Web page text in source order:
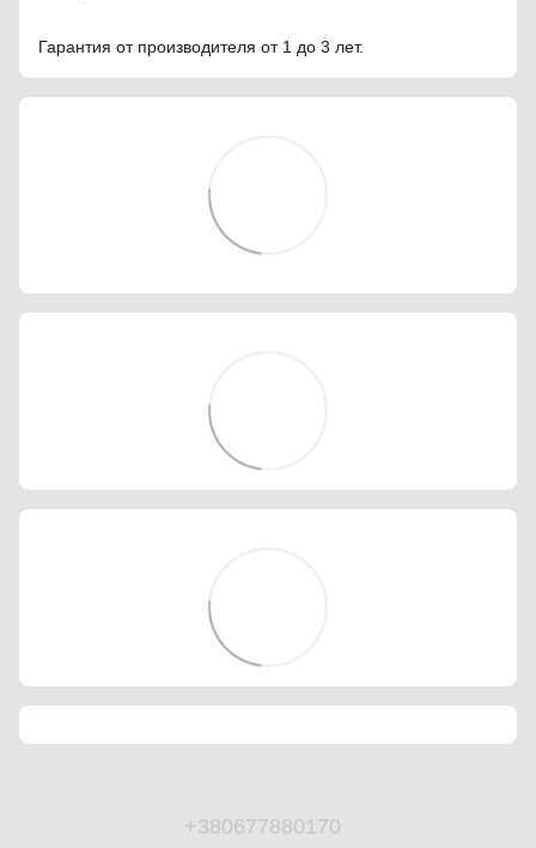
Гарантия от производителя от 1 до 3 лет.
+380677880170